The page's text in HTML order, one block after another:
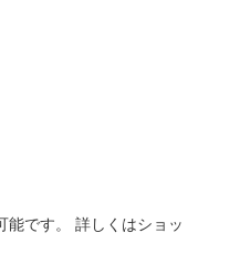
です。 詳しくはショッ